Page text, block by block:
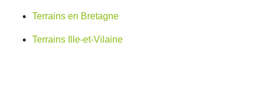
Terrains en Bretagne
Terrains Ille-et-Vilaine